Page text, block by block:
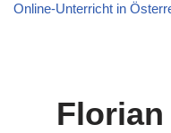
Online-Unterricht in